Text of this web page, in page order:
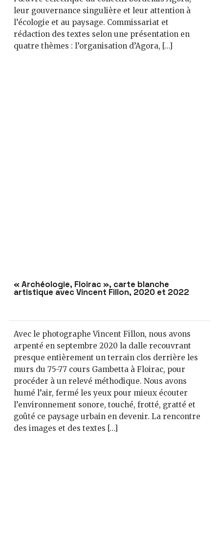
leur gouvernance singulière et leur attention à
l’écologie et au paysage. Commissariat et
rédaction des textes selon une présentation en
quatre thèmes : l’organisation d’Agora, […]
« Archéologie, Floirac », carte blanche
artistique avec Vincent Fillon, 2020 et 2022
Avec le photographe Vincent Fillon, nous avons
arpenté en septembre 2020 la dalle recouvrant
presque entièrement un terrain clos derrière les
murs du 75-77 cours Gambetta à Floirac, pour
procéder à un relevé méthodique. Nous avons
humé l’air, fermé les yeux pour mieux écouter
l’environnement sonore, touché, frotté, gratté et
goûté ce paysage urbain en devenir. La rencontre
des images et des textes […]